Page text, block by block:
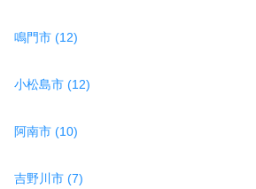
鳴門市 (12)
小松島市 (12)
阿南市 (10)
吉野川市 (7)